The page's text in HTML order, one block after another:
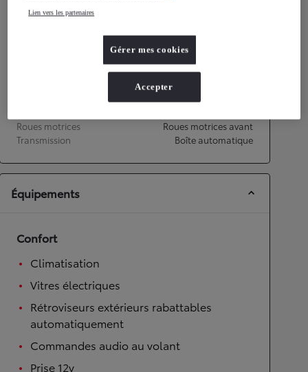
Consommation mixte
Roues motrices
Roues motrices avant
Transmission
Boîte automatique
Équipements
Confort
Climatisation
Vitres électriques
Rétroviseurs extérieurs rabattables
automatiquement
Commandes audio au volant
Prise 12v
Lien vers les partenaires
Gérer mes cookies
Accepter